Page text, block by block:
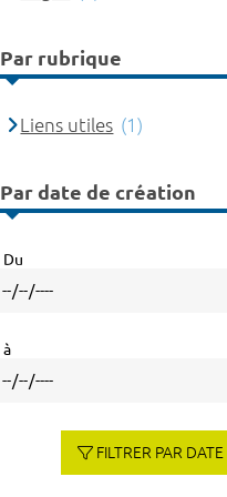
Par rubrique
Liens utiles (1)
Par date de création
Du
à
FILTRER PAR DATE